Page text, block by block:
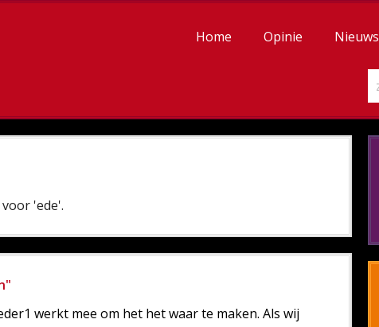
Home Opinie Nieuws
'ede'.
werkt mee om het het waar te maken. Als wij